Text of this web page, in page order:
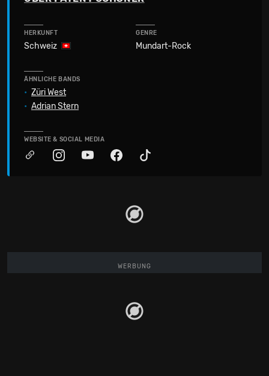
HERKUNFT
Schweiz
GENRE
Mundart-Rock
ÄHNLICHE BANDS
• Züri West
• Adrian Stern
WEBSITE & SOCIAL MEDIA
WERBUNG